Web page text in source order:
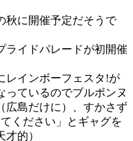
秋に開催予定だそうで
ライドパレードが初開催
レインボーフェスタ!が
っているのでブルボンヌ
広島だけに）、すかさず
ください」とギャグを
的）